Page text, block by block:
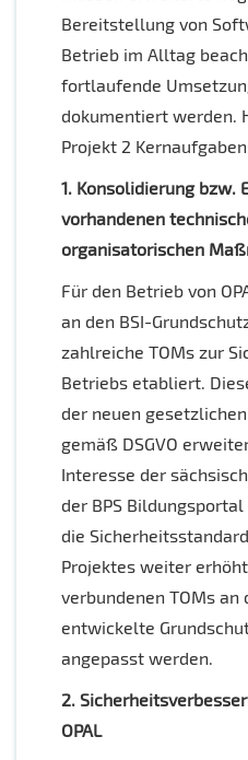
Bereitstellung von
Betrieb im Alltag
fortlaufende
dokumentiert werden.
Projekt 2
1. Konsolidierung bzw.
vorhandenen
organisatorischen
Für den Betrieb von
an den BSI-
zahlreiche TOMs zur
Betriebs etabliert.
der neuen
gemäß DSGVO
Interesse der
der BPS
die
Projektes weiter
verbundenen TOMs an
entwickelte
angepasst werden.
2.
OPAL